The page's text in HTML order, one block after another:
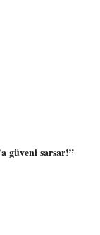
güveni sarsar!”